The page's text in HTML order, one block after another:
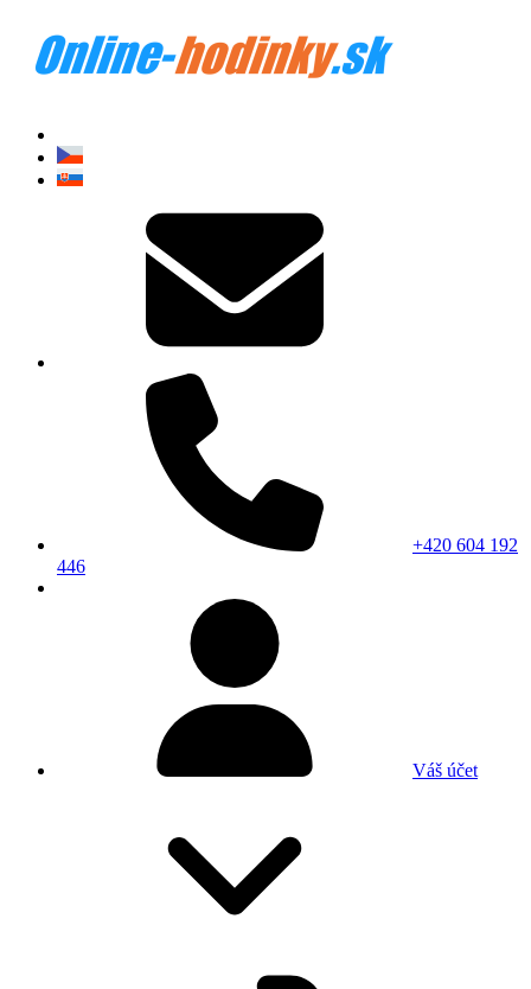
+420 604 192
446
Váš účet